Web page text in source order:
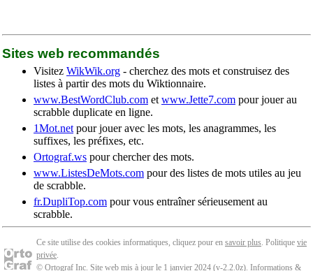
Sites web recommandés
Visitez WikWik.org - cherchez des mots et construisez des
listes à partir des mots du Wiktionnaire.
www.BestWordClub.com et www.Jette7.com pour jouer au
scrabble duplicate en ligne.
1Mot.net pour jouer avec les mots, les anagrammes, les
suffixes, les préfixes, etc.
Ortograf.ws pour chercher des mots.
www.ListesDeMots.com pour des listes de mots utiles au jeu
de scrabble.
fr.DupliTop.com pour vous entraîner sérieusement au
scrabble.
Ce site utilise des cookies informatiques, cliquez pour en savoir plus. Politique vie
privée.
© Ortograf Inc. Site web mis à jour le 1 janvier 2024 (v-2.2.0z). Informations &